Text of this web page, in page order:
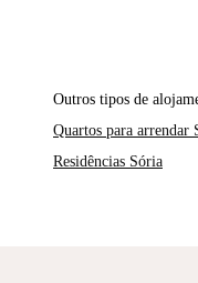
Outros tipos de
Quartos para arrendar
Residências Sória